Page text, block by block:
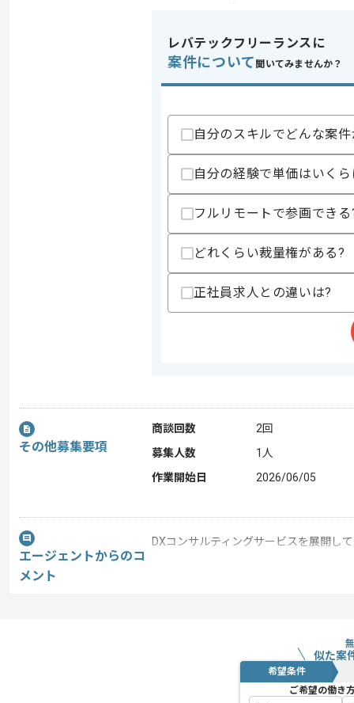
レバテックフリーランスに
案件について 聞いてみませんか？
自分のスキルでどんな案
自分の経験で単価はいく
フルリモートで参画できる
どれくらい裁量権がある?
正社員求人との違いは?
その他募集要項
商談回数
2回
募集人数
1人
作業開始日
2026/06/05
エージェントからのコ
メント
DXコンサルティングサービスを展開し
セキュリティエンジニアとしての実務
基本的にはフルリモートでの作業を見
似た案
希望条件
ご希望の働き